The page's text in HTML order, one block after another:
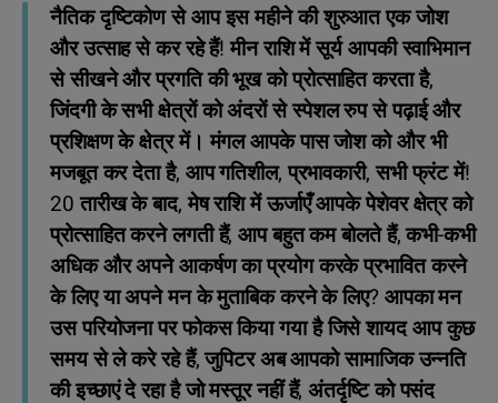
नैतिक दृष्टिकोण से आप इस महीने की शुरुआत एक जोश
और उत्साह से कर रहे हैं! मीन राशि में सूर्य आपकी स्वाभिमान
से सीखने और प्रगति की भूख को प्रोत्साहित करता है,
जिंदगी के सभी क्षेत्रों को अंदरों से स्पेशल रुप से पढ़ाई और
प्रशिक्षण के क्षेत्र में। मंगल आपके पास जोश को और भी
मजबूत कर देता है, आप गतिशील, प्रभावकारी, सभी फ्रंट में!
20 तारीख के बाद, मेष राशि में ऊर्जाएँ आपके पेशेवर क्षेत्र को
प्रोत्साहित करने लगती हैं, आप बहुत कम बोलते हैं, कभी-कभी
अधिक और अपने आकर्षण का प्रयोग करके प्रभावित करने
के लिए या अपने मन के मुताबिक करने के लिए? आपका मन
उस परियोजना पर फोकस किया गया है जिसे शायद आप कुछ
समय से ले करे रहे हैं, जुपिटर अब आपको सामाजिक उन्नति
की इच्छाएं दे रहा है जो मस्तूर नहीं हैं, अंतर्दृष्टि को पसंद